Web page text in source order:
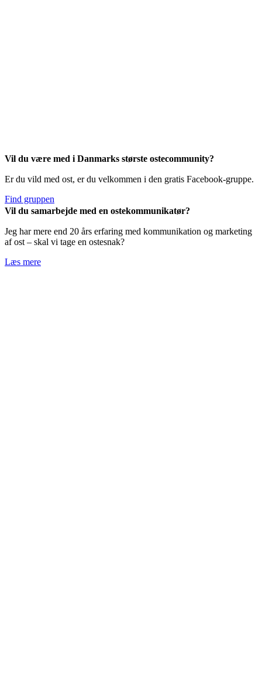
Vil du være med i Danmarks største ostecommunity?
Er du vild med ost, er du velkommen i den gratis Facebook-gruppe.
Find gruppen
Vil du samarbejde med en ostekommunikatør?
Jeg har mere end 20 års erfaring med kommunikation og marketing
af ost – skal vi tage en ostesnak?
Læs mere